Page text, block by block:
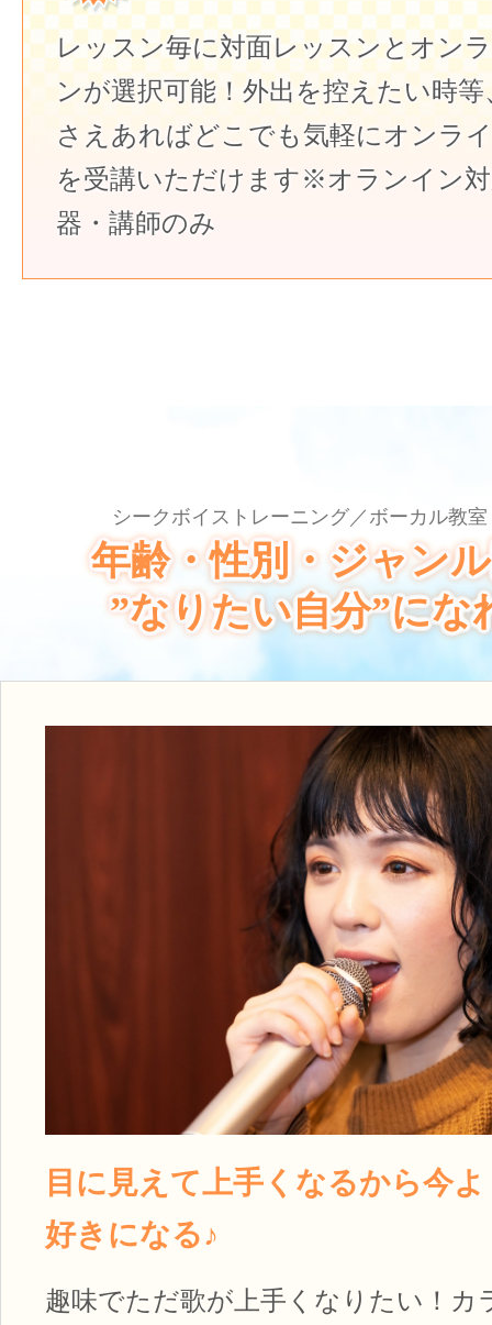
レッスン毎に対面レッスンとオン
ンが選択可能！外出を控えたい時
さえあればどこでも気軽にオンラ
を受講いただけます※オランイン
器・講師のみ
シークボイストレーニング／ボーカル教
年齢・性別・ジャン
”なりたい自分”にな
目に見えて上手くなるから今
好きになる♪
趣味でただ歌が上手くなりたい！カ